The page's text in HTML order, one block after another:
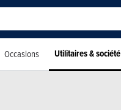
Occasions Utilitaires & société